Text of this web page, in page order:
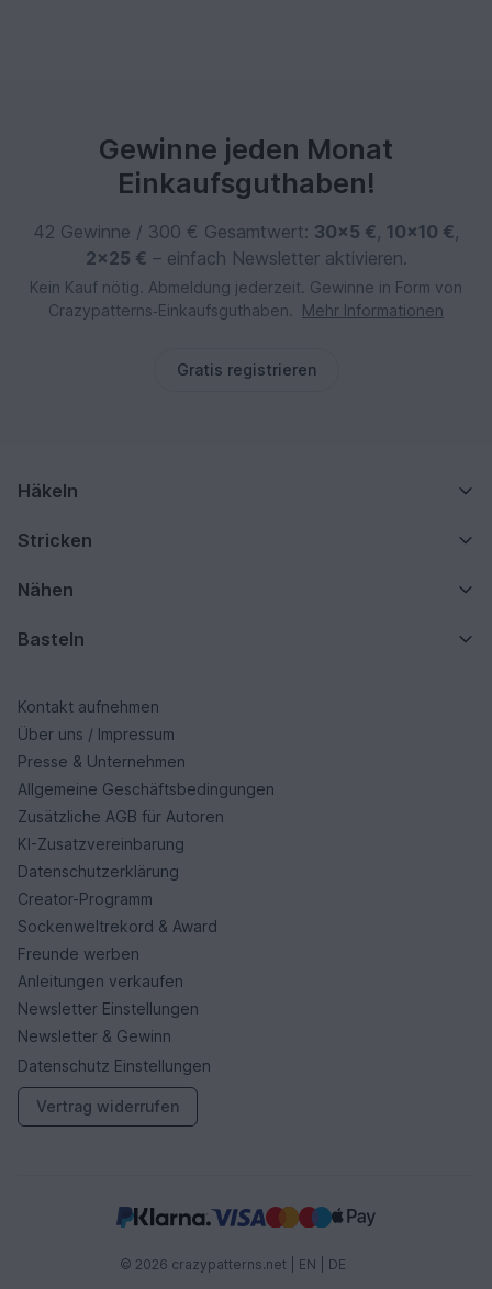
Gewinne jeden Monat
Einkaufsguthaben!
42 Gewinne / 300 € Gesamtwert: 30×5 €, 10×10 €,
2×25 € – einfach Newsletter aktivieren.
Kein Kauf nötig. Abmeldung jederzeit. Gewinne in Form von
Crazypatterns‑Einkaufsguthaben.
Mehr Informationen
Gratis registrieren
Häkeln
Stricken
Nähen
Basteln
Kontakt aufnehmen
Über uns / Impressum
Presse & Unternehmen
Allgemeine Geschäftsbedingungen
Zusätzliche AGB für Autoren
KI-Zusatzvereinbarung
Datenschutzerklärung
Creator-Programm
Sockenweltrekord & Award
Freunde werben
Anleitungen verkaufen
Newsletter Einstellungen
Newsletter & Gewinn
Datenschutz Einstellungen
Vertrag widerrufen
© 2026 crazypatterns.net | EN DE